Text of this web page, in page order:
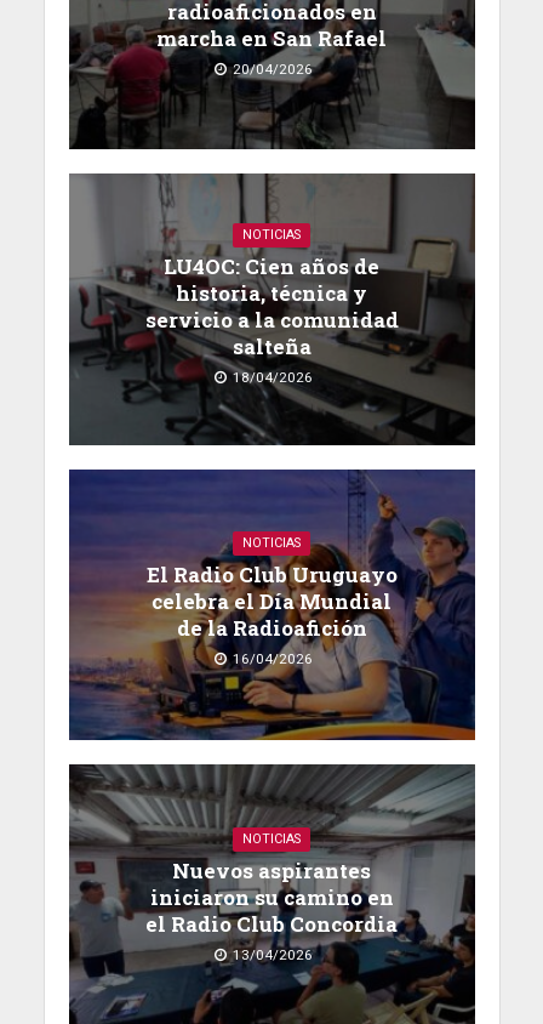
radioaficionados en
marcha en San Rafael
20/04/2026
NOTICIAS
LU4OC: Cien años de
historia, técnica y
servicio a la comunidad
salteña
18/04/2026
NOTICIAS
El Radio Club Uruguayo
celebra el Día Mundial
de la Radioafición
16/04/2026
NOTICIAS
Nuevos aspirantes
iniciaron su camino en
el Radio Club Concordia
13/04/2026